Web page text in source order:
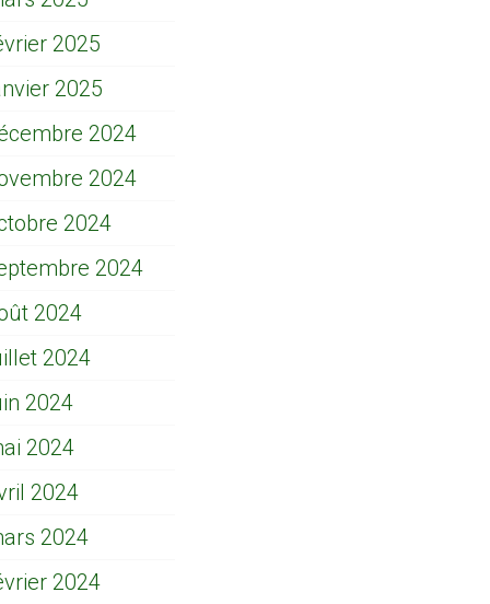
2025
2025
2024
2024
2024
2024
2024
2024
2024
2024
2024
2024
2024